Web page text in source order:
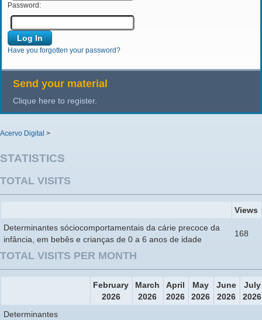
Password:
Have you forgotten your password?
Send your material
Clique here to register.
Acervo Digital >
STATISTICS
TOTAL VISITS
Views
Determinantes sóciocomportamentais da cárie precoce da
infância, em bebês e crianças de 0 a 6 anos de idade
168
TOTAL VISITS PER MONTH
February
2026
March
2026
April
2026
May
2026
June
2026
July
2026
Determinantes